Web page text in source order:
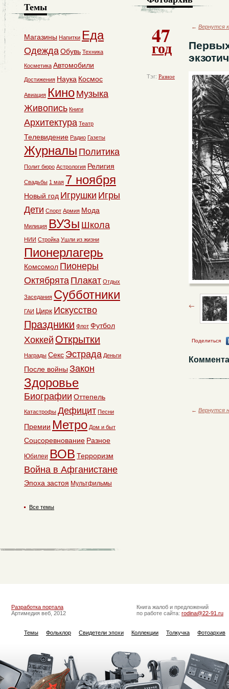
47
год
Тэг: Разное
← Вернутся
Поделиться
← Вернутся
Темы
Магазины Напитки Еда
ОдеждаОбувь Техника
Косметика Автомобили
Достижения Наука Космос
Авиация Кино Музыка
Живопись Книги
Архитектура Театр
Телевидение Радио Газеты
Журналы Политика
Полит бюро Астрология Религия
Свадьбы 1 мая 7 ноября
Новый год Игрушки Игры
Дети Спорт Армия Мода
Милиция ВУЗы Школа
НИИ Стройка Ушли из жизни
Пионерлагерь
Комсомол Пионеры
Октябрята Плакат Отдых
Заседания Субботники
ГАИ Цирк Искусство
Праздники Флот Футбол
Хоккей Открытки
Награды Секс Эстрада Деньги
После войны Закон
Здоровье
Биографии Оттепель
Катастрофы Дефицит Песни
Премии Метро Дом и быт
Соцсоревнование Разное
Юбилеи ВОВ Терроризм
Война в Афганистане
Эпоха застоя Мультфильмы
Все темы
Разработка портала
Артимедия веб, 2012
Книга жалоб и предложений
по работе сайта: rodina@22-91.ru
Темы Фольклор Свидетели эпохи Коллекции Толкучка Фотоархив